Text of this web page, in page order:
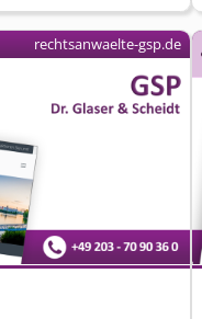
rechtsanwaelte-gsp.de